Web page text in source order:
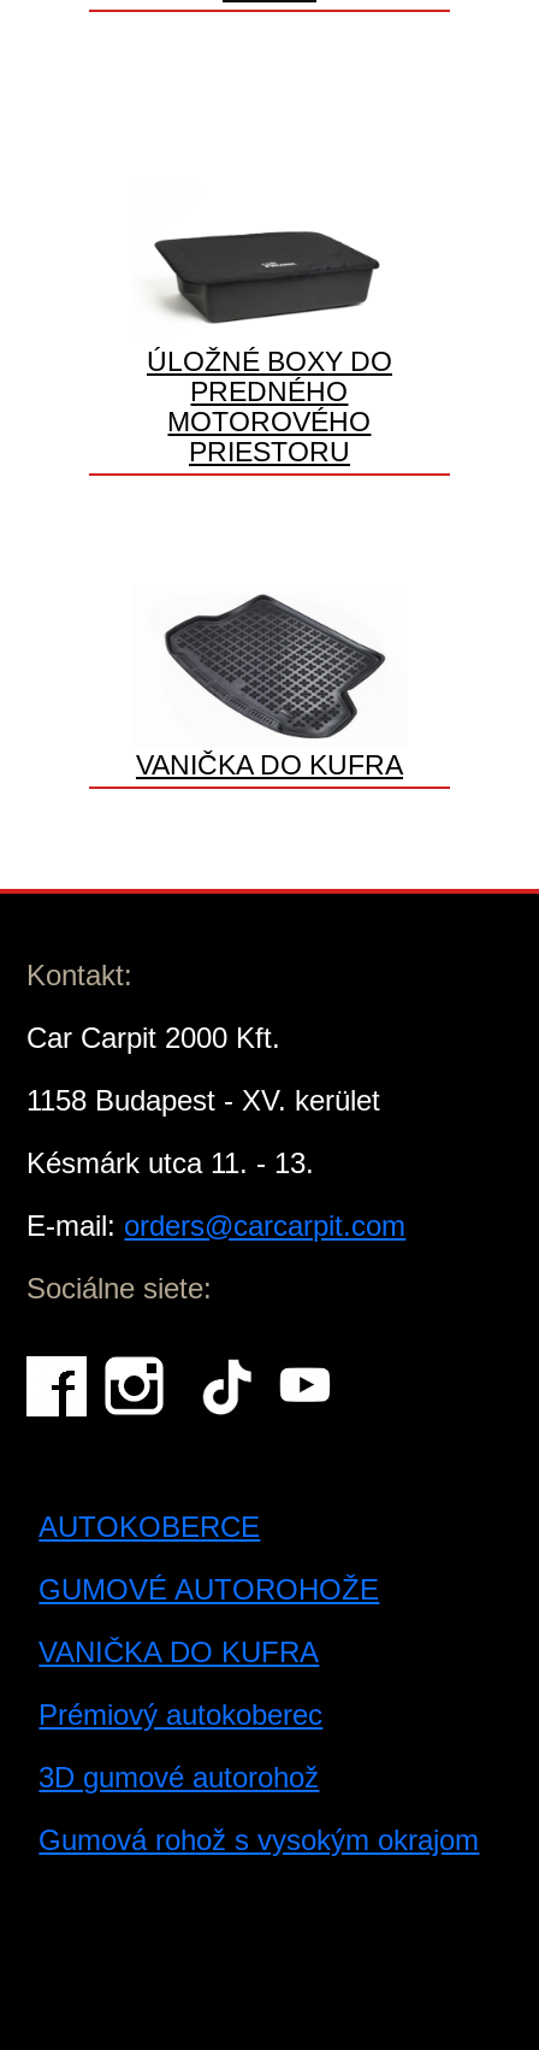
ÚLOŽNÉ BOXY DO
PREDNÉHO
MOTOROVÉHO
PRIESTORU
VANIČKA DO KUFRA
Kontakt:
Car Carpit 2000 Kft.
1158 Budapest - XV. kerület
Késmárk utca 11. - 13.
E-mail: orders@carcarpit.com
Sociálne siete:
AUTOKOBERCE
GUMOVÉ AUTOROHOŽE
VANIČKA DO KUFRA
Prémiový autokoberec
3D gumové autorohož
Gumová rohož s vysokým okrajom